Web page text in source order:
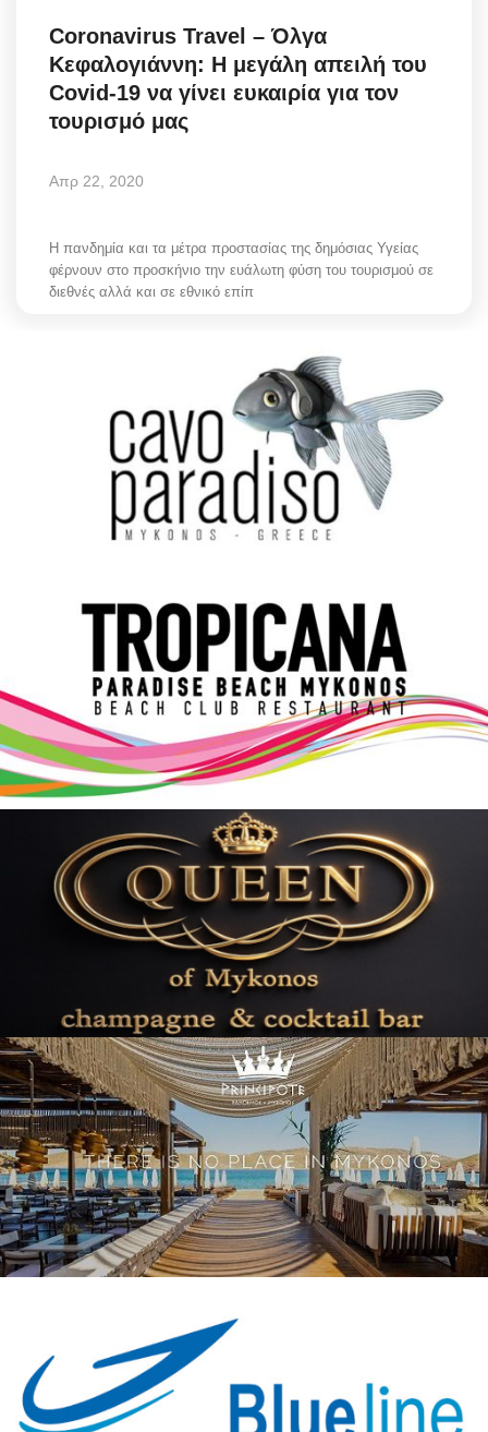
Σεβασμιώτατος Δωρόθεος Β’
Cost Of Living Crisis
Opinion + Analysis
L’Art des Sens
All News
Elections 2023
Coronavirus Travel – Όλγα
Κεφαλογιάννη: Η μεγάλη απειλή του
Covid-19 να γίνει ευκαιρία για τον
τουρισμό μας
Απρ 22, 2020
Η πανδημία και τα μέτρα προστασίας της δημόσιας Υγείας
φέρνουν στο προσκήνιο την ευάλωτη φύση του τουρισμού σε
διεθνές αλλά και σε εθνικό επίπ